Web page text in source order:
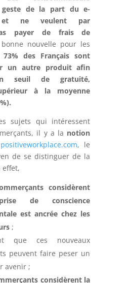
geste de la part du e-
et ne veulent par
payer de frais de
nouvelle pour les
73% des Français sont
un autre produit afin
seuil de gratuité,
à la moyenne
sujets qui intéressent
il y a la notion
positiveworkplace.com, le
de se distinguer de la
effet,
considèrent
de conscience
est ancrée chez les
;
que ces nouveaux
peuvent faire peser un
avenir ;
considèrent la